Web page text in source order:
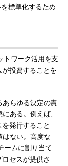
標準化するため
トワーク活用を支
投資することを
らゆる決定の責
ある。例えば、
発行すること
はない。高度な
ームに割り当て
セスが提供さ